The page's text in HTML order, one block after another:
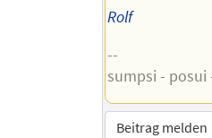
Rolf
--
sumpsi - posui
Beitrag melden